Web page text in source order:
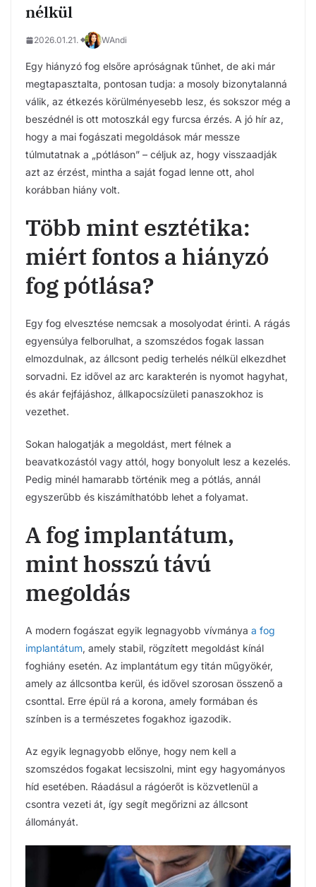
nélkül
2026.01.21. WAndi
Egy hiányzó fog elsőre apróságnak tűnhet, de aki már
megtapasztalta, pontosan tudja: a mosoly bizonytalanná
válik, az étkezés körülményesebb lesz, és sokszor még a
beszédnél is ott motoszkál egy furcsa érzés. A jó hír az,
hogy a mai fogászati megoldások már messze
túlmutatnak a „pótláson” – céljuk az, hogy visszaadják
azt az érzést, mintha a saját fogad lenne ott, ahol
korábban hiány volt.
Több mint esztétika:
miért fontos a hiányzó
fog pótlása?
Egy fog elvesztése nemcsak a mosolyodat érinti. A rágás
egyensúlya felborulhat, a szomszédos fogak lassan
elmozdulnak, az állcsont pedig terhelés nélkül elkezdhet
sorvadni. Ez idővel az arc karakterén is nyomot hagyhat,
és akár fejfájáshoz, állkapocsízületi panaszokhoz is
vezethet.
Sokan halogatják a megoldást, mert félnek a
beavatkozástól vagy attól, hogy bonyolult lesz a kezelés.
Pedig minél hamarabb történik meg a pótlás, annál
egyszerűbb és kiszámíthatóbb lehet a folyamat.
A fog implantátum,
mint hosszú távú
megoldás
A modern fogászat egyik legnagyobb vívmánya a fog
implantátum, amely stabil, rögzített megoldást kínál
foghiány esetén. Az implantátum egy titán műgyökér,
amely az állcsontba kerül, és idővel szorosan összenő a
csonttal. Erre épül rá a korona, amely formában és
színben is a természetes fogakhoz igazodik.
Az egyik legnagyobb előnye, hogy nem kell a
szomszédos fogakat lecsiszolni, mint egy hagyományos
híd esetében. Ráadásul a rágóerőt is közvetlenül a
csontra vezeti át, így segít megőrizni az állcsont
állományát.